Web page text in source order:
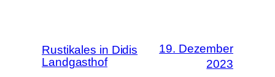
Rustikales in Didis
Landgasthof
19. Dezember
2023